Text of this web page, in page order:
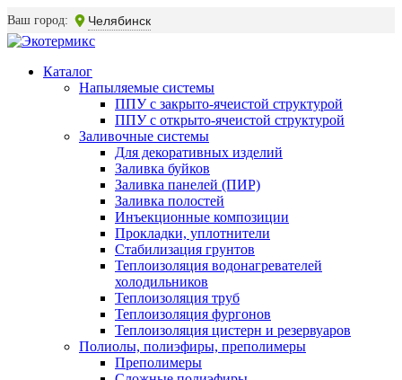
Ваш город: Челябинск
Каталог
Напыляемые системы
ППУ с закрыто-ячеистой структурой
ППУ с открыто-ячеистой структурой
Заливочные системы
Для декоративных изделий
Заливка буйков
Заливка панелей (ПИР)
Заливка полостей
Инъекционные композиции
Прокладки, уплотнители
Стабилизация грунтов
Теплоизоляция водонагревателей
холодильников
Теплоизоляция труб
Теплоизоляция фургонов
Теплоизоляция цистерн и резервуаров
Полиолы, полиэфиры, преполимеры
Преполимеры